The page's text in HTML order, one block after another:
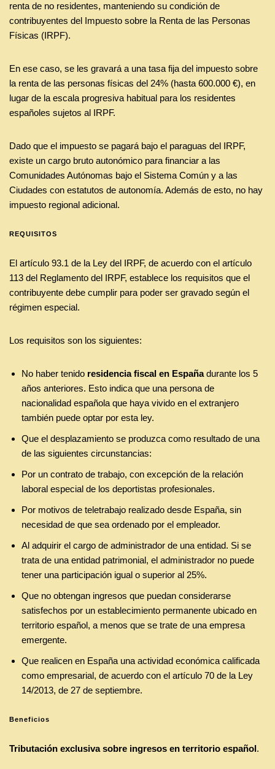
renta de no residentes, manteniendo su condición de
contribuyentes del Impuesto sobre la Renta de las Personas
Físicas (IRPF).
En ese caso, se les gravará a una tasa fija del impuesto sobre
la renta de las personas físicas del 24% (hasta 600.000 €), en
lugar de la escala progresiva habitual para los residentes
españoles sujetos al IRPF.
Dado que el impuesto se pagará bajo el paraguas del IRPF,
existe un cargo bruto autonómico para financiar a las
Comunidades Autónomas bajo el Sistema Común y a las
Ciudades con estatutos de autonomía. Además de esto, no hay
impuesto regional adicional.
REQUISITOS
El artículo 93.1 de la Ley del IRPF, de acuerdo con el artículo
113 del Reglamento del IRPF, establece los requisitos que el
contribuyente debe cumplir para poder ser gravado según el
régimen especial.
Los requisitos son los siguientes:
No haber tenido residencia fiscal en Españadurante los 5
años anteriores. Esto indica que una persona de
nacionalidad española que haya vivido en el extranjero
también puede optar por esta ley.
Que el desplazamiento se produzca como resultado de una
de las siguientes circunstancias:
Por un contrato de trabajo, con excepción de la relación
laboral especial de los deportistas profesionales.
Por motivos de teletrabajo realizado desde España, sin
necesidad de que sea ordenado por el empleador.
Al adquirir el cargo de administrador de una entidad. Si se
trata de una entidad patrimonial, el administrador no puede
tener una participación igual o superior al 25%.
Que no obtengan ingresos que puedan considerarse
satisfechos por un establecimiento permanente ubicado en
territorio español, a menos que se trate de una empresa
emergente.
Que realicen en España una actividad económica calificada
como empresarial, de acuerdo con el artículo 70 de la Ley
14/2013, de 27 de septiembre.
Beneficios
Tributación exclusiva sobre ingresos en territorio español.